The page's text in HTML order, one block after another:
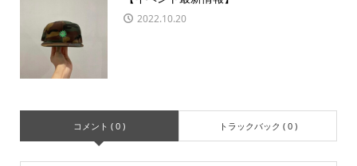
2022.10.20
コメント ( 0 ) トラックバック ( 0 )